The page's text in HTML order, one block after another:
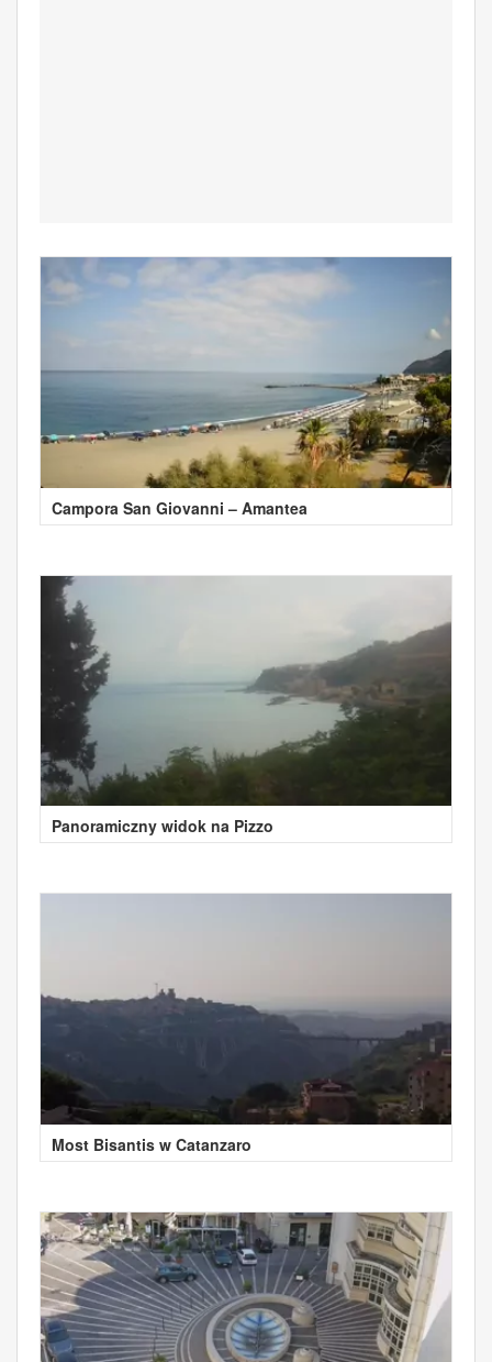
Campora San Giovanni – Amantea
Panoramiczny widok na Pizzo
Most Bisantis w Catanzaro